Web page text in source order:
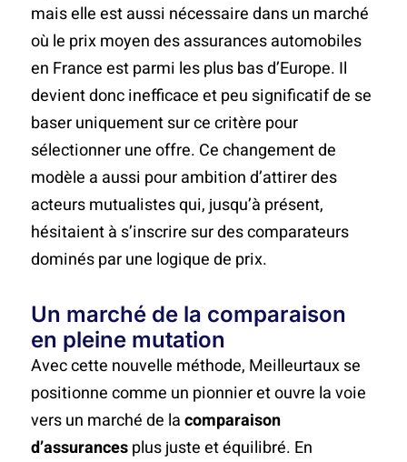
mais elle est aussi nécessaire dans un marché
où le prix moyen des assurances automobiles
en France est parmi les plus bas d’Europe. Il
devient donc inefficace et peu significatif de se
baser uniquement sur ce critère pour
sélectionner une offre. Ce changement de
modèle a aussi pour ambition d’attirer des
acteurs mutualistes qui, jusqu’à présent,
hésitaient à s’inscrire sur des comparateurs
dominés par une logique de prix.
Un marché de la comparaison
en pleine mutation
Avec cette nouvelle méthode, Meilleurtaux se
positionne comme un pionnier et ouvre la voie
vers un marché de lacomparaison
d’assurancesplus juste et équilibré. En